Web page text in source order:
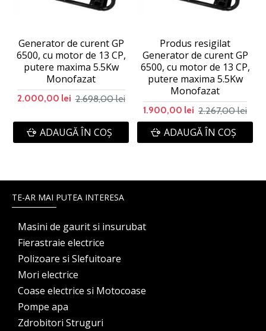
Generator de curent GP
6500, cu motor de 13 CP,
putere maxima 5.5Kw
Monofazat
2.000,00 lei 2.698,00 lei
ADAUGĂ ÎN COŞ
Produs resigilat
Generator de curent GP
6500, cu motor de 13 CP,
putere maxima 5.5Kw
Monofazat
1.900,00 lei 2.267,00 lei
ADAUGĂ ÎN COŞ
TE-AR MAI PUTEA INTERESA
Masini de gaurit si insurubat
Fierastraie electrice
Polizoare si Slefuitoare
Mori electrice
Coase electrice si Motocoase
Pompe apa
Zdrobitori Struguri